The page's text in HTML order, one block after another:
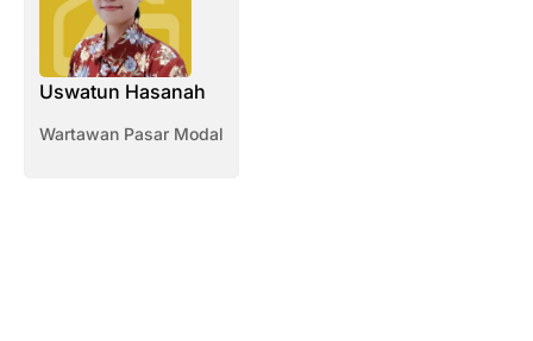
Uswatun Hasanah
Wartawan Pasar Modal